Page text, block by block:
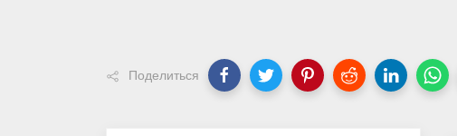
Поделиться